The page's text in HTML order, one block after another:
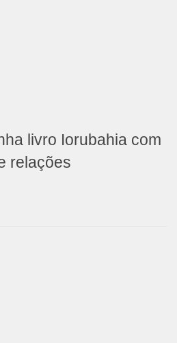
livro Iorubahia com
relações